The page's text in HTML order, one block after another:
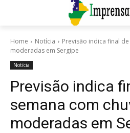
Home Notícia
Previsão indica final
moderadas em Sergipe
Notícia
Previsão indica
semana com
moderadas em